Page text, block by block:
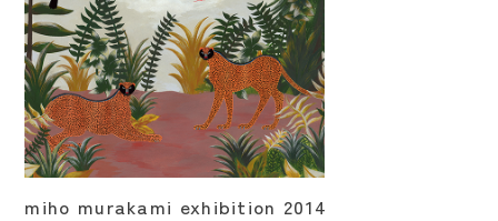
Murakami
miho murakami exhibition 2014